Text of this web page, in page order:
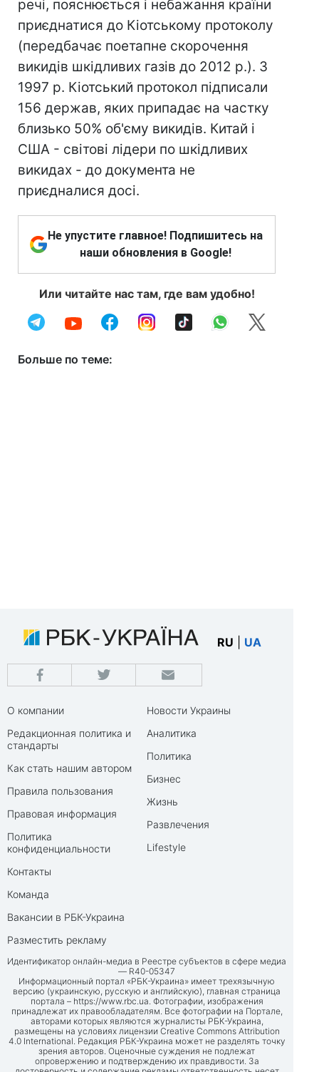
речі, пояснюється і небажання країни
приєднатися до Кіотському протоколу
(передбачає поетапне скорочення
викидів шкідливих газів до 2012 р.). З
1997 р. Кіотський протокол підписали
156 держав, яких припадає на частку
близько 50% об'єму викидів. Китай і
США - світові лідери по шкідливих
викидах - до документа не
приєдналися доcі.
Не упустите главное! Подпишитесь на
наши обновления в Google!
Или читайте нас там, где вам удобно!
Больше по теме:
RU UA
О компании
Редакционная политика и
стандарты
Как стать нашим автором
Правила пользования
Правовая информация
Политика
конфиденциальности
Контакты
Команда
Вакансии в РБК-Украина
Разместить рекламу
Новости Украины
Аналитика
Политика
Бизнес
Жизнь
Развлечения
Lifestyle
Идентификатор онлайн-медиа в Реестре субъектов в сфере медиа
— R40-05347
Информационный портал «РБК-Украина» имеет трехязычную
версию (украинскую, русскую и английскую), главная страница
портала – https://www.rbc.ua. Фотографии, изображения
принадлежат их правообладателям. Все фотографии на Портале,
авторами которых являются журналисты РБК-Украина,
размещены на условиях лицензии Creative Commons Attribution
4.0 International. Редакция РБК-Украина может не разделять точку
зрения авторов. Оценочные суждения не подлежат
опровержению и подтверждению их правдивости. За